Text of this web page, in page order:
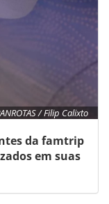
/ Filip Calixto
da famtrip
em suas